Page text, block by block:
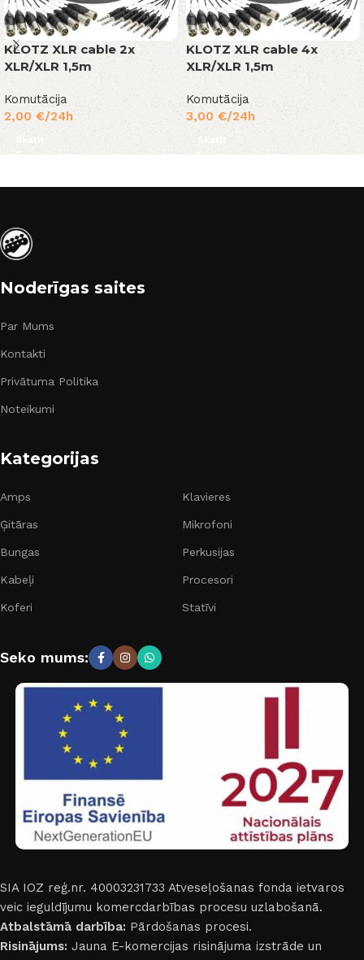
KLOTZ XLR cable 2x
XLR/XLR 1,5m
Komutācija
2,00 €/24h
Skatīt
KLOTZ XLR cable 4x
XLR/XLR 1,5m
Komutācija
3,00 €/24h
Skatīt
Noderīgas saites
Par Mums
Kontakti
Privātuma Politika
Noteikumi
Kategorijas
Amps
Ģitāras
Bungas
Kabeļi
Koferi
Klavieres
Mikrofoni
Perkusijas
Procesori
Statīvi
Seko mums:
SIA IOZ reģ.nr. 40003231733 Atveseļošanas fonda ietvaros
veic ieguldījumu komercdarbības procesu uzlabošanā.
Atbalstāmā darbība: Pārdošanas procesi.
Risinājums: Jauna E-komercijas risinājuma izstrāde un